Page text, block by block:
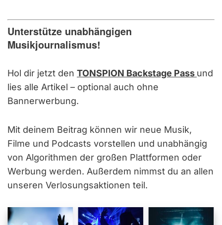
Unterstütze unabhängigen
Musikjournalismus!
Hol dir jetzt den TONSPION Backstage Pass und
lies alle Artikel – optional auch ohne
Bannerwerbung.
Mit deinem Beitrag können wir neue Musik,
Filme und Podcasts vorstellen und unabhängig
von Algorithmen der großen Plattformen oder
Werbung werden. Außerdem nimmst du an allen
unseren Verlosungsaktionen teil.